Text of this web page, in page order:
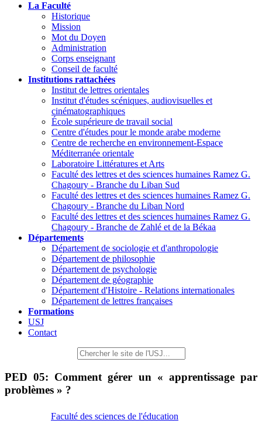
La Faculté
Historique
Mission
Mot du Doyen
Administration
Corps enseignant
Conseil de faculté
Institutions rattachées
Institut de lettres orientales
Institut d'études scéniques, audiovisuelles et
cinématographiques
École supérieure de travail social
Centre d'études pour le monde arabe moderne
Centre de recherche en environnement-Espace
Méditerranée orientale
Laboratoire Littératures et Arts
Faculté des lettres et des sciences humaines Ramez G.
Chagoury - Branche du Liban Sud
Faculté des lettres et des sciences humaines Ramez G.
Chagoury - Branche du Liban Nord
Faculté des lettres et des sciences humaines Ramez G.
Chagoury - Branche de Zahlé et de la Békaa
Départements
Département de sociologie et d'anthropologie
Département de philosophie
Département de psychologie
Département de géographie
Département d'Histoire - Relations internationales
Département de lettres françaises
Formations
USJ
Contact
PED 05: Comment gérer un « apprentissage par
problèmes » ?
Faculté des sciences de l'éducation